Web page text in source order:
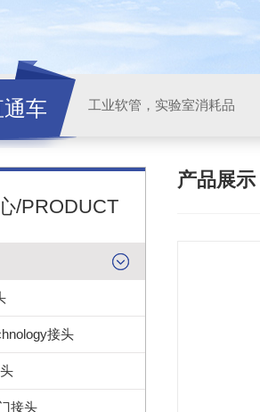
车 工业软管，实验室消耗品
/PRODUCT
接头
接头
产品展示